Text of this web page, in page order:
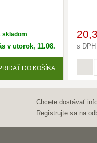
skladom
v utorok, 11.08.
DO KOŠÍKA
20
s DPH
Chcete dostávať
Registrujte sa na